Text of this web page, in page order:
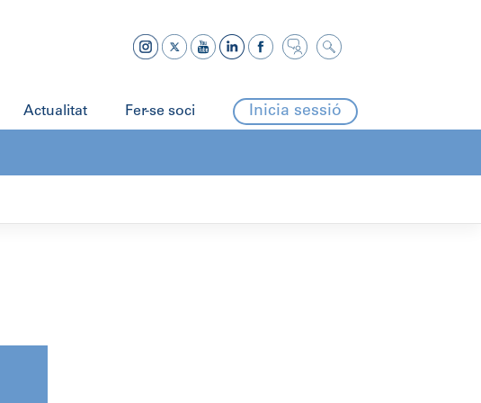
Actualitat Fer-se soci Inicia sessió